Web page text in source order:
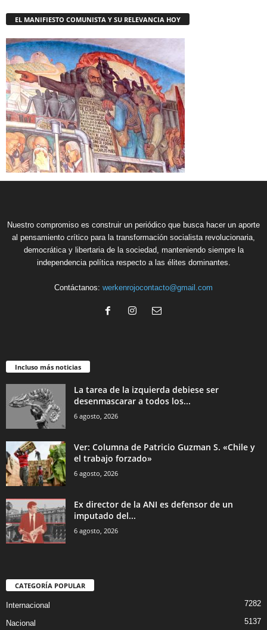
EL MANIFIESTO COMUNISTA Y SU RELEVANCIA HOY
Nuestro compromiso es construir un periódico que busca hacer un aporte
al pensamiento crítico para la transformación socialista revolucionaria,
democrática y libertaria de la sociedad, manteniendo siempre la
independencia política respecto a las élites dominantes.
Contáctanos: werkenrojocontacto@gmail.com
Incluso más noticias
La tarea de la izquierda debiese ser
desenmascarar a todos los...
6 agosto, 2026
Ver: Columna de Patricio Guzman S. «Chile y
el trabajo forzado»
6 agosto, 2026
Ex director de la ANI es defensor de un
imputado del...
6 agosto, 2026
CATEGORÍA POPULAR
Internacional 7282
Nacional 5137